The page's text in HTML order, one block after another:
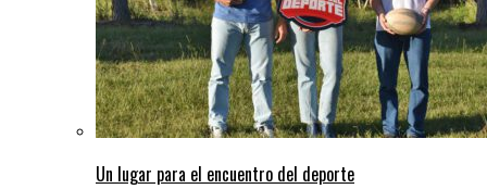
Un lugar para el encuentro del deporte